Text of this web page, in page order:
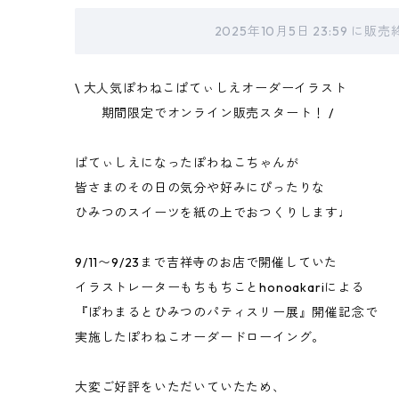
2025年10月5日 23:59 に販売
\ 大人気ぽわねこぱてぃしえオーダーイラスト
期間限定でオンライン販売スタート！ /
ぱてぃしえになったぽわねこちゃんが
皆さまのその日の気分や好みにぴったりな
ひみつのスイーツを紙の上でおつくりします♩
9/11〜9/23まで吉祥寺のお店で開催していた
イラストレーターもちもちことhonoakariによる
『ぽわまるとひみつのパティスリー展』開催記念で
実施したぽわねこオーダードローイング。
大変ご好評をいただいていたため、